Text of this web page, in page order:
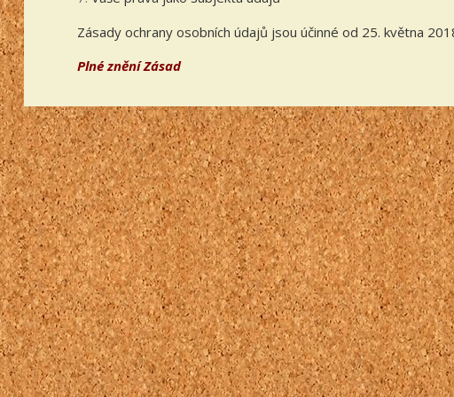
Zásady ochrany osobních údajů jsou účinné od 25. května
Plné znění Zásad